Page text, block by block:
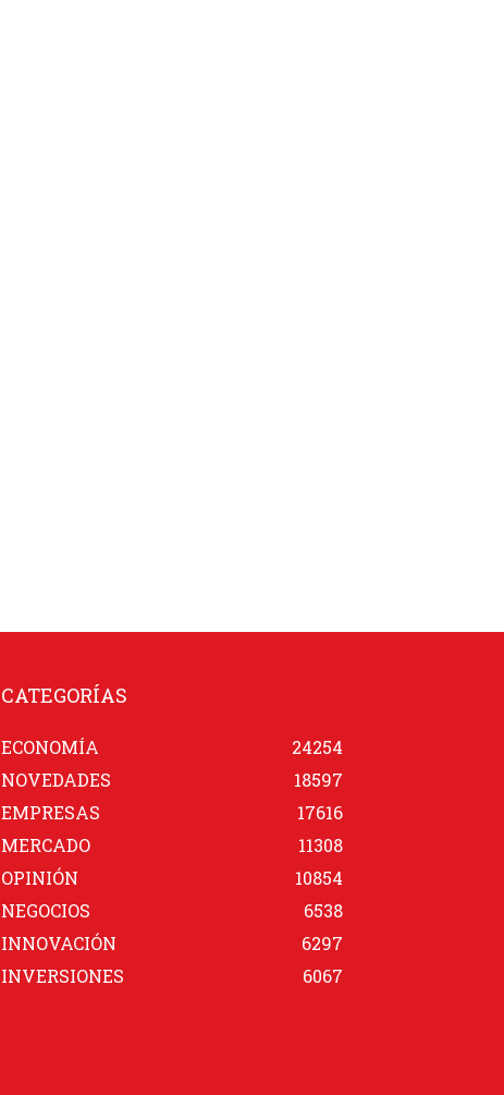
CATEGORÍAS
ECONOMÍA
24254
NOVEDADES
18597
EMPRESAS
17616
MERCADO
11308
OPINIÓN
10854
NEGOCIOS
6538
INNOVACIÓN
6297
INVERSIONES
6067